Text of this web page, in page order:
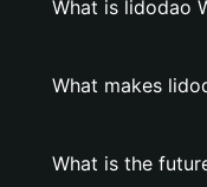
What is lidodao
What makes
What is the